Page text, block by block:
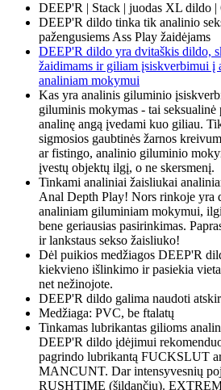
DEEP'R | Stack | juodas XL dildo
DEEP'R dildo tinka tik analinio
pažengusiems Ass Play žaidėjams
DEEP'R dildo yra dvitaškis dildo,
žaidimams ir giliam įsiskverbimui į
analiniam mokymui
Kas yra analinis giluminio
giluminis mokymas - tai
analinę angą įvedami kuo giliau.
sigmosios gaubtinės žarnos
ar fistingo, analinio giluminio
įvestų objektų ilgį, o ne skersmenį.
Tinkami analiniai žaisliukai
Anal Depth Play! Nors rinkoje yra
analiniam giluminiam mokymui,
bene geriausias pasirinkimas.
ir lankstaus sekso žaisliuko!
Dėl puikios medžiagos DEEP'R
kiekvieno išlinkimo ir pasiekia
net nežinojote.
DEEP'R dildo galima naudoti
Medžiaga: PVC, be ftalatų
Tinkamas lubrikantas gilioms
DEEP'R dildo įdėjimui
pagrindo lubrikantą FUCKSLUT
MANCUNT. Dar intensyvesnių
RUSHTIME (šildančiu).